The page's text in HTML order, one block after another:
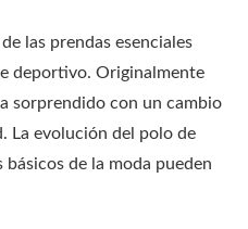
las prendas esenciales
deportivo. Originalmente
sorprendido con un cambio
La evolución del polo de
de la moda pueden